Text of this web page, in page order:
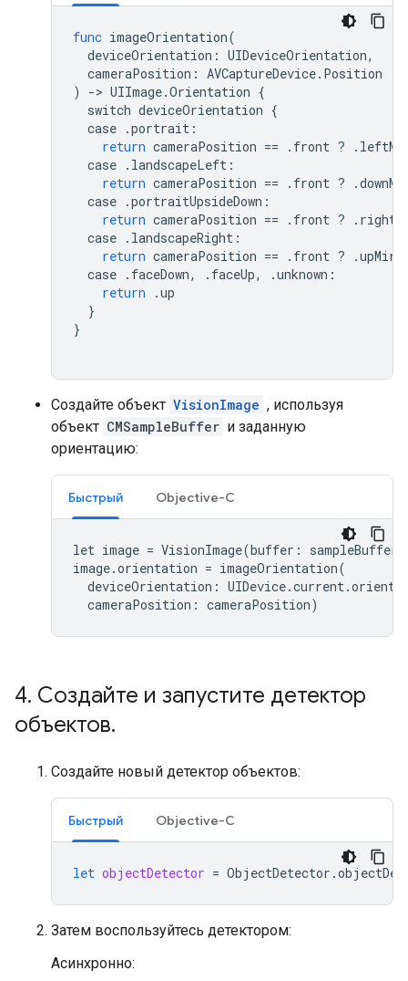
func imageOrientation(
deviceOrientation : UIDeviceOrientation,
cameraPosition : AVCaptureDevice. Position
)
-> UIImage.Orientation {
switch deviceOrientation {
case .portrait :
return cameraPosition == . front ? .
case . landscapeLeft :
return cameraPosition == . front ? .
case .portraitUpsideDown :
return cameraPosition == . front ? .
case . landscapeRight :
return cameraPosition == . front ? .
case . faceDown, . faceUp, .unknown :
return
.up
}
}
Создайте объект VisionImage , используя
объект CMSampleBuffer и заданную
ориентацию:
Быстрый Objective-C
let image = VisionImage(buffer : sampleBuffer
image.orientation = imageOrientation(
deviceOrientation : UIDevice.current.
cameraPosition : cameraPosition)
4. Создайте и запустите детектор
объектов.
Создайте новый детектор объектов:
Быстрый Objective-C
let objectDetector = ObjectDetector .
Затем воспользуйтесь детектором:
Асинхронно: